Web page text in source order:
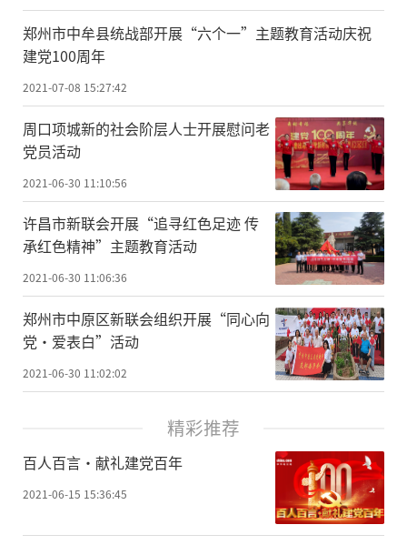
郑州市中牟县统战部开展“六个一”主题教育活动庆祝
建党100周年
2021-07-08 15:27:42
周口项城新的社会阶层人士开展慰问老
党员活动
2021-06-30 11:10:56
许昌市新联会开展“追寻红色足迹 传
承红色精神”主题教育活动
2021-06-30 11:06:36
郑州市中原区新联会组织开展“同心向
党·爱表白”活动
2021-06-30 11:02:02
精彩推荐
百人百言·献礼建党百年
2021-06-15 15:36:45